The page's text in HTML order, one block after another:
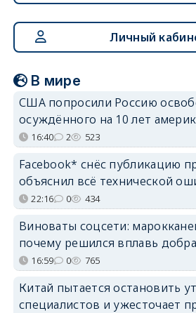
Личный
В мире
США попросили Россию
осуждённого на 10 лет
16:40 2 523
Facebook* снёс публикацию
объяснил всё технической
22:16 0 434
Виноваты соцсети:
почему решился вплавь
16:59 0 765
Китай пытается остановить
специалистов и ужесточает